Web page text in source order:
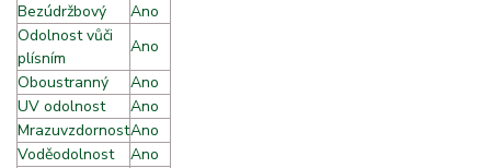
Bezúdržbový
Ano
Odolnost vůči
plísním
Ano
Oboustranný
Ano
UV odolnost
Ano
MrazuvzdornostAno
Voděodolnost
Ano